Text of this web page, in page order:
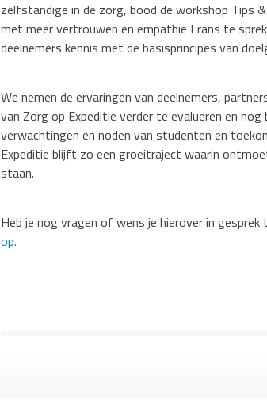
zelfstandige in de zorg, bood de workshop Tips
met meer vertrouwen en empathie Frans te
deelnemers kennis met de basisprincipes van
We nemen de ervaringen van deelnemers,
van Zorg op Expeditie verder te evalueren en
verwachtingen en noden van studenten en
Expeditie blijft zo een groeitraject waarin
staan.
Heb je nog vragen of wens je hierover in gesprek
op.